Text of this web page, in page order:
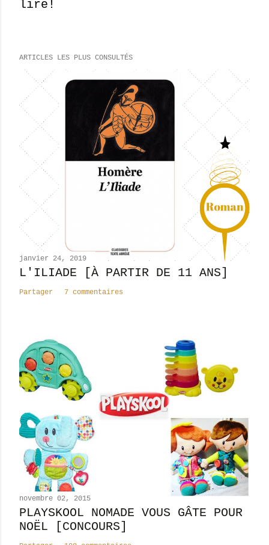
E
g
t
r
c
m
n
t
i
lire!
ARTICLES LES PLUS CONSULTÉS
janvier 24, 2019
L'ILIADE [À PARTIR DE 11 ANS]
Partager 7 commentaires
novembre 02, 2015
PLAYSKOOL NOMADE VOUS GÂTE POUR
NOËL [CONCOURS]